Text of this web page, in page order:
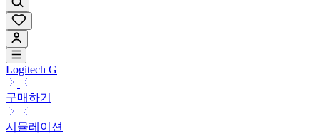
Logitech G
구매하기
시뮬레이션